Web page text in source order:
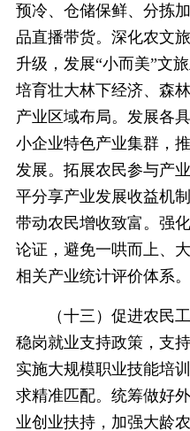
预冷、仓储保鲜、分拣
品直播带货。深化农文
升级，发展“小而美”文
培育壮大林下经济、森
产业区域布局。发展各
小企业特色产业集群，
发展。拓展农民参与产
平分享产业发展收益机
带动农民增收致富。强
论证，避免一哄而上、
相关产业统计评价体系。
（十三）促进农民工
稳岗就业支持政策，支
实施大规模职业技能培
求精准匹配。统筹做好
业创业扶持，加强大龄